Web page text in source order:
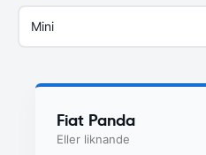
Mini
Fiat Panda
Eller liknande